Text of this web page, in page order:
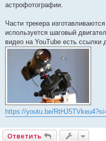
щ
и
е
астрофотографии.
Части трекера
используется шаговый
видео на YouTube есть ссылки
https://youtu.be/
Ответить